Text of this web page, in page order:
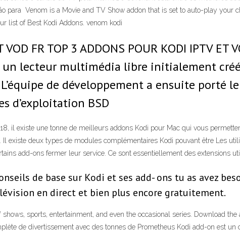
para Venom is a Movie and TV Show addon that is set to auto-play your
list of Best Kodi Addons. venom kodi
FR TOP 3 ADDONS POUR KODI IPTV ET
un lecteur multimédia libre initialement
de développement a ensuite porté
d’exploitation BSD
il existe une tonne de meilleurs addons Kodi pour Mac qui vous
existe deux types de modules complémentaires Kodi pouvant être Les
add-ons fermer leur service. Ce sont essentiellement des extensions
de base sur Kodi et ses add- ons tu as avez
en direct et bien plus encore gratuitement.
sports, entertainment, and even the occasional series. Download the
de divertissement avec des tonnes de Prometheus Kodi add-on est un